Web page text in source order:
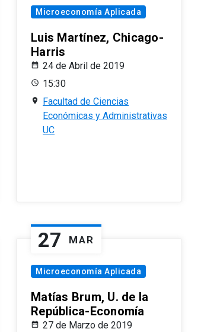
Microeconomía Aplicada
Luis Martínez, Chicago-
Harris
24 de Abril de 2019
15:30
Facultad de Ciencias
Económicas y Administrativas
UC
27 MAR
Microeconomía Aplicada
Matías Brum, U. de la
República-Economía
27 de Marzo de 2019